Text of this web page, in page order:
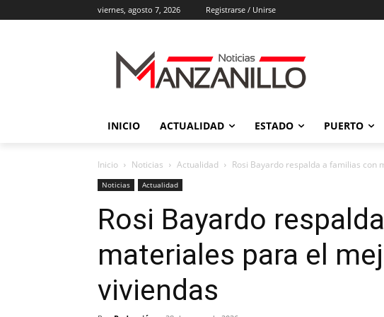
viernes, agosto 7, 2026 Registrarse / Unirse
INICIO ACTUALIDAD ESTADO PUERTO
Inicio Noticias Actualidad Rosi Bayardo respalda a familias
Noticias Actualidad
Rosi Bayardo
materiales para el
viviendas